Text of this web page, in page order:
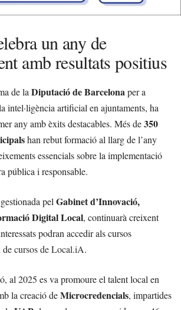
un any de
amb resultats positius
de la Diputació de Barcelonaper a
intel·ligència artificial en ajuntaments, ha
any amb èxits destacables. Més de350
han rebut formació al llarg de l’any
essencials sobre la implementació
pública i responsable.
pel Gabinet d’Innovació,
Digital Local, continuarà creixent
podran accedir als cursos
decursos de Local.iA.
al 2025 es va promoure el talent local en
la creació deMicrocredencials, impartides